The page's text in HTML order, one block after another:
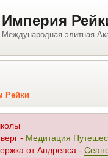
Империя
Международная элитная
Рейки
- Медитация
от Андреаса -